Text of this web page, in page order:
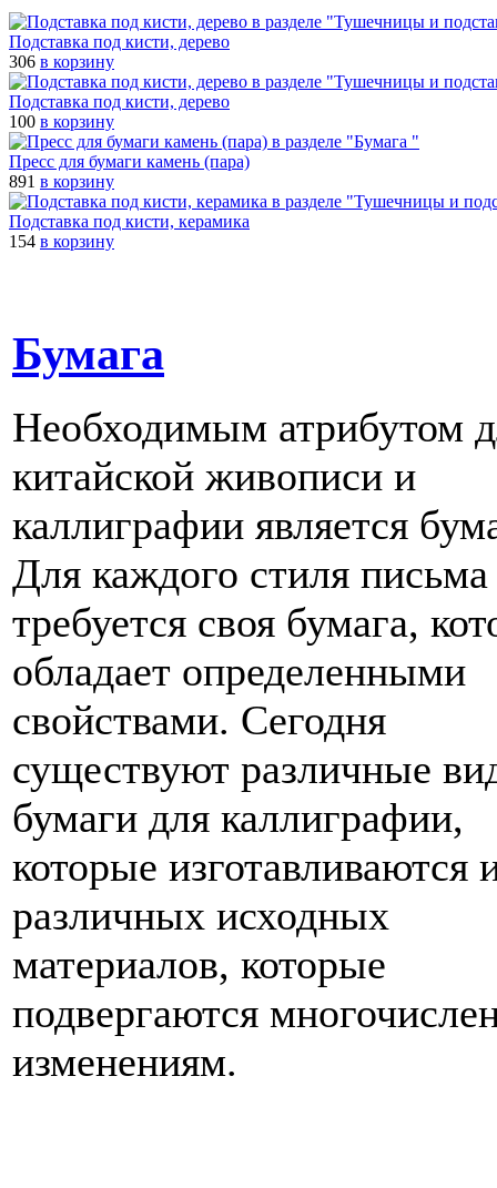
Подставка под кисти, дерево
306 в корзину
Подставка под кисти, дерево
100 в корзину
Пресс для бумаги камень (пара)
891 в корзину
Подставка под кисти, керамика
154 в корзину
Бумага
Необходимым атрибутом
китайской живописи и
каллиграфии является
Для каждого стиля письма
требуется своя бумага,
обладает определенными
свойствами. Сегодня
существуют различные
бумаги для каллиграфии,
которые изготавливаются
различных исходных
материалов, которые
подвергаются
изменениям.